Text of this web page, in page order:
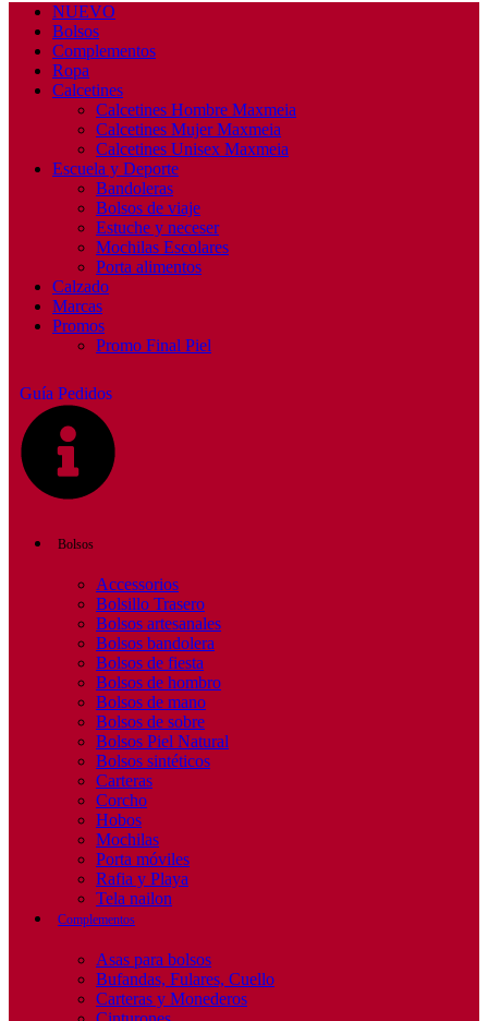
NUEVO
Bolsos
Complementos
Ropa
Calcetines
Calcetines Hombre Maxmeia
Calcetines Mujer Maxmeia
Calcetines Unisex Maxmeia
Escuela y Deporte
Bandoleras
Bolsos de viaje
Estuche y neceser
Mochilas Escolares
Porta alimentos
Calzado
Marcas
Promos
Promo Final Piel
Guía Pedidos
Bolsos
Accessorios
Bolsillo Trasero
Bolsos artesanales
Bolsos bandolera
Bolsos de fiesta
Bolsos de hombro
Bolsos de mano
Bolsos de sobre
Bolsos Piel Natural
Bolsos sintéticos
Carteras
Corcho
Hobos
Mochilas
Porta móviles
Rafia y Playa
Tela nailon
Complementos
Asas para bolsos
Bufandas, Fulares, Cuello
Carteras y Monederos